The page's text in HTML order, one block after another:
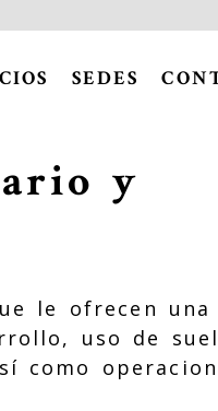
SEDES
y
le ofrecen una
uso de
como